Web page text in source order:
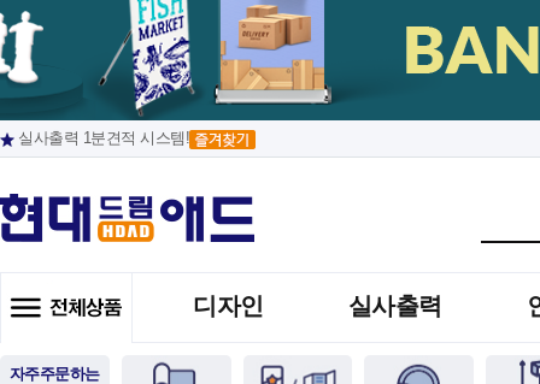
실사출력 1분견적 시스템!
디자인 실사출력
자주주문하는